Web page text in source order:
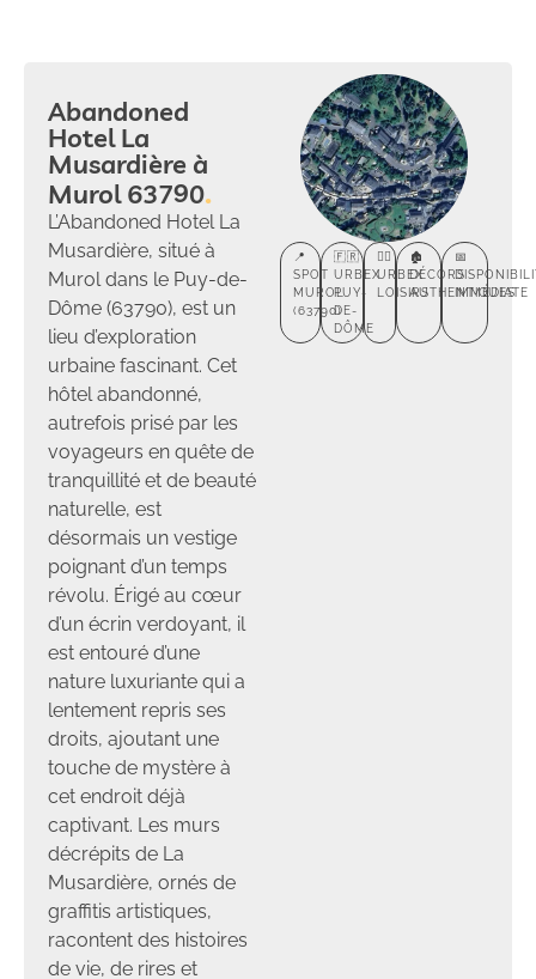
Abandoned
Hotel La
Musardière à
Murol 63790
L’Abandoned Hotel La
Musardière, situé à
Murol dans le Puy-de-
Dôme (63790), est un
lieu d’exploration
urbaine fascinant. Cet
hôtel abandonné,
autrefois prisé par les
voyageurs en quête de
tranquillité et de beauté
naturelle, est
désormais un vestige
poignant d’un temps
révolu. Érigé au cœur
d’un écrin verdoyant, il
est entouré d’une
nature luxuriante qui a
lentement repris ses
droits, ajoutant une
touche de mystère à
cet endroit déjà
captivant. Les murs
décrépits de La
Musardière, ornés de
graffitis artistiques,
racontent des histoires
de vie, de rires et
📍
SPOT
MUROL
(63790)
🇫🇷
URBEX
PUY-
DE-
DÔME
🕵️‍♂️
URBEX
LOISIRS
🏚️
DÉCORS
AUTHENTIQUES
📅
IMMÉDIATE